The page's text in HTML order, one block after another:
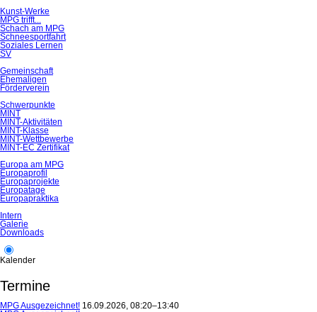
Kunst-Werke
MPG trifft...
Schach am MPG
Schneesportfahrt
Soziales Lernen
SV
Gemeinschaft
Ehemaligen
Förderverein
Schwerpunkte
MINT
MINT-Aktivitäten
MINT-Klasse
MINT-Wettbewerbe
MINT-EC Zertifikat
Europa am MPG
Europaprofil
Europaprojekte
Europatage
Europapraktika
Intern
Galerie
Downloads
Kalender
Termine
MPG Ausgezeichnet! 16.09.2026, 08:20–13:40